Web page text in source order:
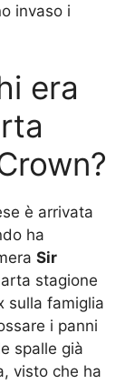
invaso i
era
è arrivata
ha
Sir
stagione
sulla famiglia
i panni
spalle già
visto che ha